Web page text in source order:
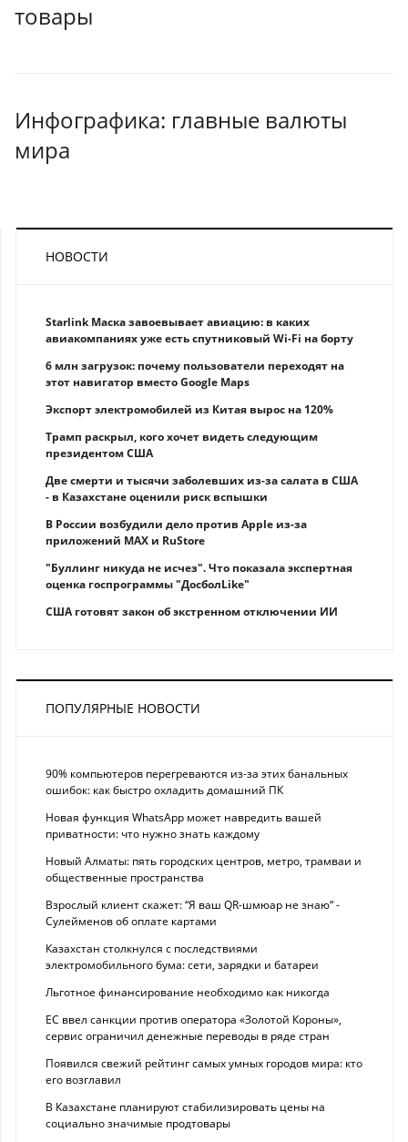
товары
Инфографика: главные валюты
мира
НОВОСТИ
Starlink Маска завоевывает авиацию: в каких
авиакомпаниях уже есть спутниковый Wi-Fi на борту
6 млн загрузок: почему пользователи переходят на
этот навигатор вместо Google Maps
Экспорт электромобилей из Китая вырос на 120%
Трамп раскрыл, кого хочет видеть следующим
президентом США
Две смерти и тысячи заболевших из-за салата в США
- в Казахстане оценили риск вспышки
В России возбудили дело против Apple из-за
приложений MAX и RuStore
"Буллинг никуда не исчез". Что показала экспертная
оценка госпрограммы "ДосболLike"
США готовят закон об экстренном отключении ИИ
ПОПУЛЯРНЫЕ НОВОСТИ
90% компьютеров перегреваются из-за этих банальных
ошибок: как быстро охладить домашний ПК
Новая функция WhatsApp может навредить вашей
приватности: что нужно знать каждому
Новый Алматы: пять городских центров, метро, трамваи и
общественные пространства
Взрослый клиент скажет: “Я ваш QR-шмюар не знаю“ -
Сулейменов об оплате картами
Казахстан столкнулся с последствиями
электромобильного бума: сети, зарядки и батареи
Льготное финансирование необходимо как никогда
ЕС ввел санкции против оператора «Золотой Короны»,
сервис ограничил денежные переводы в ряде стран
Появился свежий рейтинг самых умных городов мира: кто
его возглавил
В Казахстане планируют стабилизировать цены на
социально значимые продтовары